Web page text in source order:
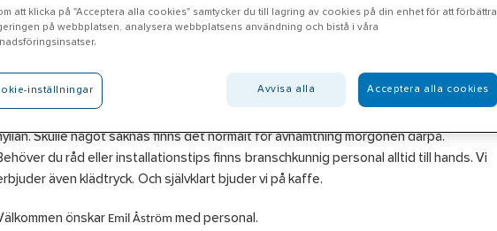
Piteå erbjuder produkter inom områdena El, VVS, VA, Verktyg & Maskiner,
Skulle något saknas finns det normalt för avhämtning morgonen därpå.
du råd eller installationstips finns branschkunnig personal alltid till hands. Vi
även klädtryck. Och självklart bjuder vi på kaffe.
önskar Emil Åström med personal.
att klicka på "Acceptera alla cookies" samtycker du till lagring av cookies på din enhet för att förbättra
på webbplatsen, analysera webbplatsens användning och bistå i våra
inställningar Avvisa alla Acceptera alla cookies